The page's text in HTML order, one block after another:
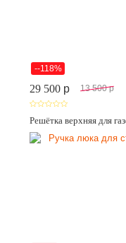
--118%
29 500 p 13 500 p
Решётка верхняя для